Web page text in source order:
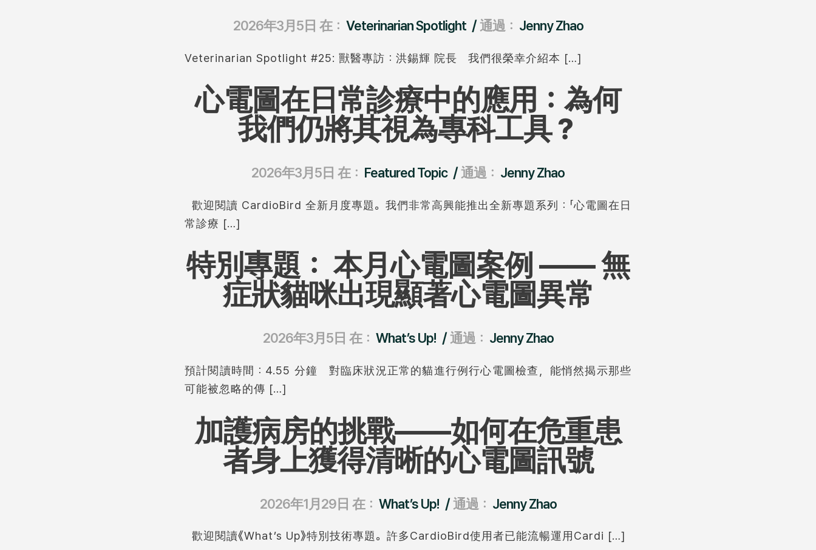
2026年3月5日 在： Veterinarian Spotlight / 通過： Jenny Zhao
Veterinarian Spotlight #25: 獸醫專訪：洪錫輝 院長 我們很榮幸介紹本 […]
心電圖在日常診療中的應用：為何
我們仍將其視為專科工具？
2026年3月5日 在： Featured Topic /通過： Jenny Zhao
歡迎閱讀 CardioBird 全新月度專題。我們非常高興能推出全新專題系列：「心電圖在日
常診療 […]
特別專題： 本月心電圖案例 —— 無
症狀貓咪出現顯著心電圖異常
2026年3月5日 在： What’s Up! / 通過： Jenny Zhao
預計閱讀時間：4.55 分鐘 對臨床狀況正常的貓進行例行心電圖檢查，能悄然揭示那些
可能被忽略的傳 […]
加護病房的挑戰——如何在危重患
者身上獲得清晰的心電圖訊號
2026年1月29日 在： What’s Up! / 通過： Jenny Zhao
歡迎閱讀《What’s Up》特別技術專題。許多CardioBird使用者已能流暢運用Cardi […]